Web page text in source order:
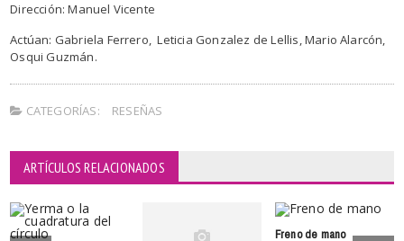
Dirección: Manuel Vicente
Actúan: Gabriela Ferrero, Leticia Gonzalez de Lellis, Mario Alarcón,
Osqui Guzmán.
CATEGORÍAS: RESEÑAS
ARTÍCULOS RELACIONADOS
Freno de mano